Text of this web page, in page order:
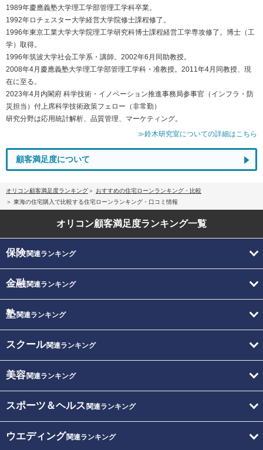
1989年慶應義塾大学理工学部管理工学科卒業。
1992年ロチェスター大学経営大学院修士課程修了。
1996年東京工業大学大学院理工学研究科博士課程経営工学専攻修了。博士（工
学）取得。
1996年筑波大学社会工学系・講師。2002年6月同助教授。
2008年4月慶應義塾大学理工学部管理工学科・准教授。2011年4月同教授、現
在に至る。
2023年4月内閣府 科学技術・イノベーション推進事務局参事官（インフラ・防
災担当）付上席科学技術政策フェロー（非常勤）
研究分野は応用統計解析、品質管理、マーケティング。
≫鈴木研究室についての詳細はこちら
顧客満足度について
オリコン顧客満足度ランキング
おすすめの住宅ローンランキング・比較
東海の住宅購入で比較する住宅ローンランキング・口コミ情報
オリコン顧客満足度ランキング一覧
保険関連ランキング
金融関連ランキング
塾関連ランキング
スクール関連ランキング
美容関連ランキング
スポーツ＆ヘルス 関連ランキング
ウエディング関連ランキング